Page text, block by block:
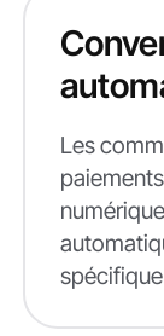
Les
spécifique